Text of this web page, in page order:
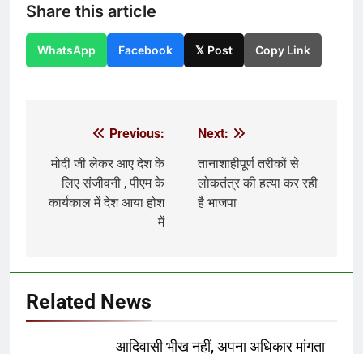
Share this article
WhatsApp Facebook 𝕏 Post Copy Link
navigation
Previous:
मोदी जी लेकर आए देश के
लिए संजीवनी , पीएम के
कार्यकाल में देश आया होश
में
Next:
तानाशाहीपूर्ण तरीकों से
लोकतंत्र की हत्या कर रही
है भाजपा
Related News
आदिवासी भीख नहीं, अपना अधिकार मांगता